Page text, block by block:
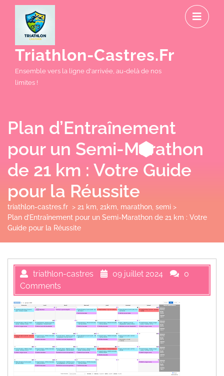
Triathlon-Castres.fr
Ensemble vers la ligne d'arrivée, au-delà de nos
limites !
Plan d’Entraînement
pour un Semi-Marathon
de 21 km : Votre Guide
pour la Réussite
triathlon-castres.fr > 21 km 21km marathon semi >
Plan d’Entraînement pour un Semi-Marathon de 21 km : Votre
Guide pour la Réussite
triathlon-castres 09 juillet 2024
0
Comments